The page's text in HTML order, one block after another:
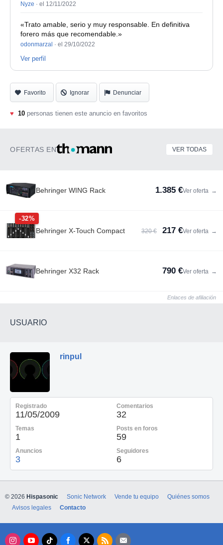
Nyze · el 12/11/2022
«Trato amable, serio y muy responsable. En definitiva
forero más que recomendable.»
odonmarzal · el 29/10/2022
Ver perfil
Favorito Ignorar Denunciar
♥ 10 personas tienen este anuncio en favoritos
OFERTAS EN VER TODAS
Behringer WING Rack 1.385 €Ver oferta →
-32%
Behringer X-Touch Compact 320 € 217 €Ver oferta →
Behringer X32 Rack 790 €Ver oferta →
Enlaces de afiliación
USUARIO
rinpul
Registrado
11/05/2009
Comentarios
32
Temas
1
Posts en foros
59
Anuncios
3
Seguidores
6
© 2026 Hispasonic Sonic Network Vende tu equipo
Quiénes somos
Avisos legales
Contacto